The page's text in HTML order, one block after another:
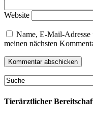
Website
Name, E-Mail-Adresse
meinen nächsten
Tierärztlicher